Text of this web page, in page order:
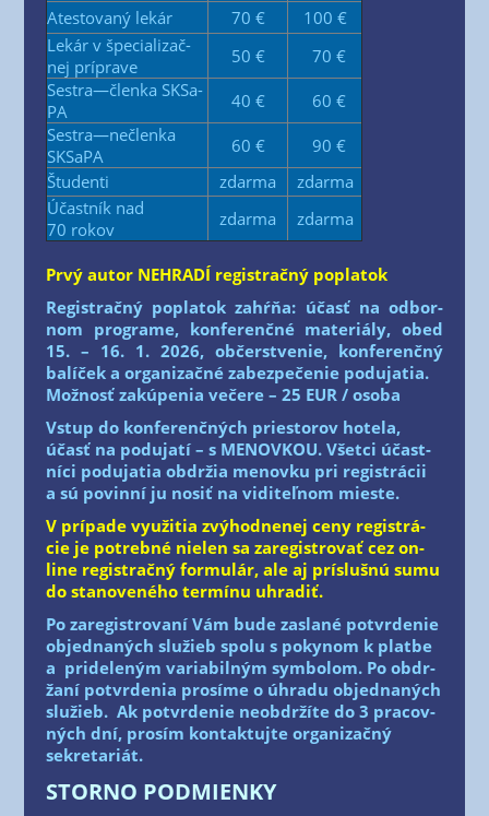
Ates­to­va­ný lekár
70 €
100 €
Lekár v špe­cia­li­zač­
nej príprave
50 €
70 €
Sestra—členka SKSa­
PA
40 €
60 €
Sestra—nečlenka
SKSa­PA
60 €
90 €
Štu­den­ti
zdar­ma
zdar­ma
Účast­ník nad
70 rokov
zdar­ma zdar­ma
Prvý autor NEHRADÍ regis­trač­ný poplatok
Regis­trač­ný popla­tok zahŕňa: účasť na odbor­
nom prog­ra­me, kon­fe­renč­né mate­riá­ly, obed
15. – 16. 1. 2026, občerstve­nie, kon­fe­renč­ný
balí­ček a orga­ni­zač­né zabez­pe­če­nie podu­ja­tia.
Mož­nosť zakú­pe­nia veče­re – 25 EUR /​ oso­ba
Vstup do kon­fe­renč­ných pries­to­rov hote­la,
účasť na podu­ja­tí – s MENOVKOU. Všet­ci účast­
ní­ci podu­ja­tia obdr­žia menov­ku pri regis­trá­cii
a sú povin­ní ju nosiť na vidi­teľ­nom mieste.
V prí­pa­de využi­tia zvý­hod­ne­nej ceny regis­trá­
cie je potreb­né nie­len sa zare­gis­tro­vať cez on-
line regis­trač­ný for­mu­lár, ale aj prí­sluš­nú sumu
do sta­no­ve­né­ho ter­mí­nu uhradiť.
Po zare­gis­tro­va­ní Vám bude zasla­né potvr­de­nie
objed­na­ných slu­žieb spo­lu s poky­nom k plat­be
a pri­de­le­ným varia­bil­ným sym­bo­lom. Po obdr­
ža­ní potvr­de­nia pro­sí­me o úhra­du objed­na­ných
slu­žieb. Ak potvr­de­nie neob­dr­ží­te do 3 pra­cov­
ných dní, pro­sím kon­tak­tuj­te orga­ni­zač­ný
sekretariát.
STORNO PODMIENKY